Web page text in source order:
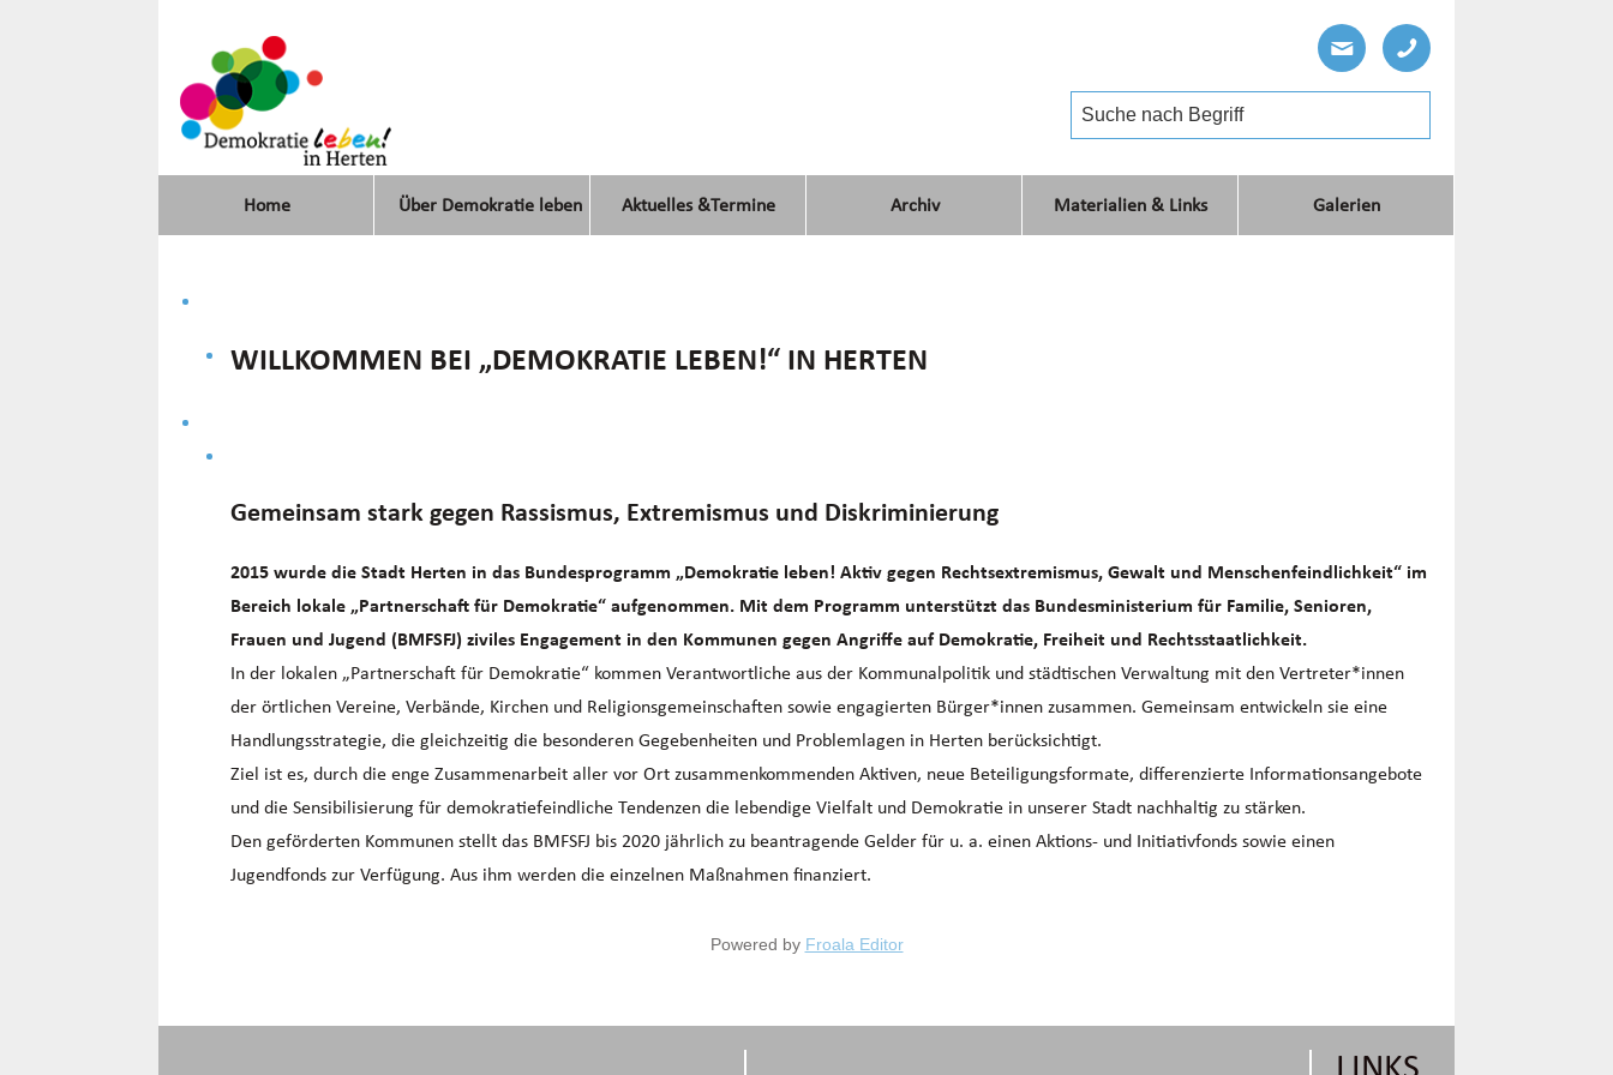
Home Über Demokratie leben Aktuelles &Termine Archiv Materialien & Links Galerien
WILLKOMMEN BEI „DEMOKRATIE LEBEN!“ IN HERTEN
Gemeinsam stark gegen Rassismus, Extremismus und Diskriminierung
2015 wurde die Stadt Herten in das Bundesprogramm „Demokratie leben! Aktiv gegen Rechtsextremismus, Gewalt und Menschenfeindlichkeit“ im
Bereich lokale „Partnerschaft für Demokratie“ aufgenommen. Mit dem Programm unterstützt das Bundesministerium für Familie, Senioren,
Frauen und Jugend (BMFSFJ) ziviles Engagement in den Kommunen gegen Angriffe auf Demokratie, Freiheit und Rechtsstaatlichkeit.
In der lokalen „Partnerschaft für Demokratie“ kommen Verantwortliche aus der Kommunalpolitik und städtischen Verwaltung mit den Vertreter*innen
der örtlichen Vereine, Verbände, Kirchen und Religionsgemeinschaften sowie engagierten Bürger*innen zusammen. Gemeinsam entwickeln sie eine
Handlungsstrategie, die gleichzeitig die besonderen Gegebenheiten und Problemlagen in Herten berücksichtigt.
Ziel ist es, durch die enge Zusammenarbeit aller vor Ort zusammenkommenden Aktiven, neue Beteiligungsformate, differenzierte Informationsangebote
und die Sensibilisierung für demokratiefeindliche Tendenzen die lebendige Vielfalt und Demokratie in unserer Stadt nachhaltig zu stärken.
Den geförderten Kommunen stellt das BMFSFJ bis 2020 jährlich zu beantragende Gelder für u. a. einen Aktions- und Initiativfonds sowie einen
Jugendfonds zur Verfügung. Aus ihm werden die einzelnen Maßnahmen finanziert.
Powered by Froala Editor